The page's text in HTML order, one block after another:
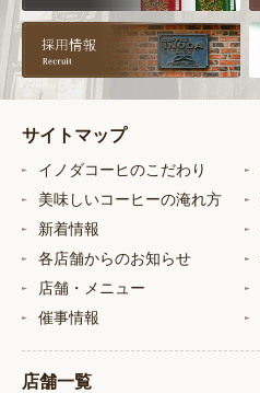
サイトマップ
イノダコーヒのこだわり
美味しいコーヒーの淹れ方
新着情報
各店舗からのお知らせ
店舗・メニュー
催事情報
店舗一覧